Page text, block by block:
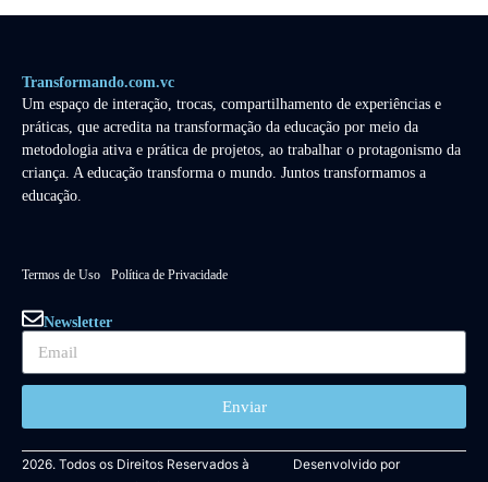
Transformando.com.vc
Um espaço de interação, trocas, compartilhamento de experiências e
práticas, que acredita na transformação da educação por meio da
metodologia ativa e prática de projetos, ao trabalhar o protagonismo da
criança. A educação transforma o mundo. Juntos transformamos a
educação.
Termos de Uso Política de Privacidade
Newsletter
Enviar
2026. Todos os Direitos Reservados à
Desenvolvido por